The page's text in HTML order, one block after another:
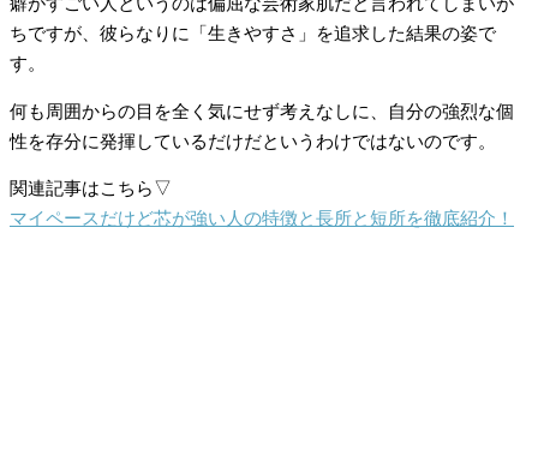
癖がすごい人というのは偏屈な芸術家肌だと言われてしまいが
ちですが、彼らなりに「生きやすさ」を追求した結果の姿で
す。
何も周囲からの目を全く気にせず考えなしに、自分の強烈な個
性を存分に発揮しているだけだというわけではないのです。
関連記事はこちら▽
マイペースだけど芯が強い人の特徴と長所と短所を徹底紹介！